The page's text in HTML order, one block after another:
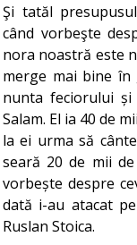
Şi tatăl
când vorbeşte
nora noastră este
merge mai bine în
nunta feciorului
Salam. El ia 40 de
la ei urma să
seară 20 de mii
vorbește despre
dată i-au atacat
Ruslan Stoica.